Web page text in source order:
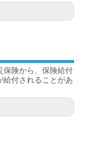
保険から、保険給付
給付されることがあ